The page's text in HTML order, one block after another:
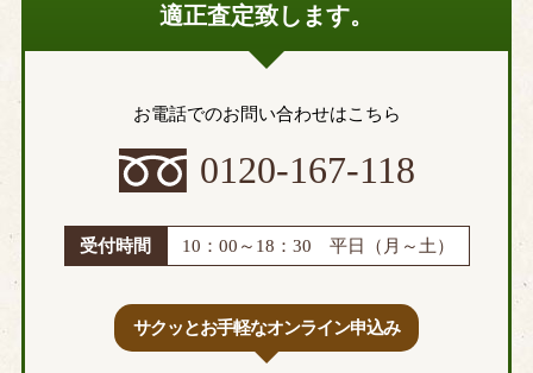
適正査定致します。
お電話でのお問い合わせはこちら
0120-167-118
受付時間 10：00～18：30 平日（月～土）
サクッとお手軽なオンライン申込み